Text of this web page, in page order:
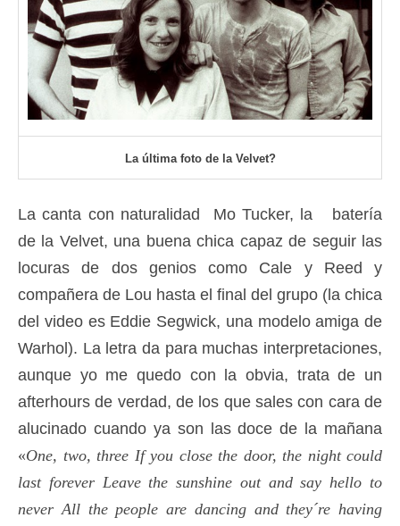
La última foto de la Velvet?
La canta con naturalidad Mo Tucker, la batería
de la Velvet, una buena chica capaz de seguir las
locuras de dos genios como Cale y Reed y
compañera de Lou hasta el final del grupo (la chica
del video es Eddie Segwick, una modelo amiga de
Warhol). La letra da para muchas interpretaciones,
aunque yo me quedo con la obvia, trata de un
afterhours de verdad, de los que sales con cara de
alucinado cuando ya son las doce de la mañana
«One, two, three If you close the door, the night could
last forever Leave the sunshine out and say hello to
never All the people are dancing and they´re having